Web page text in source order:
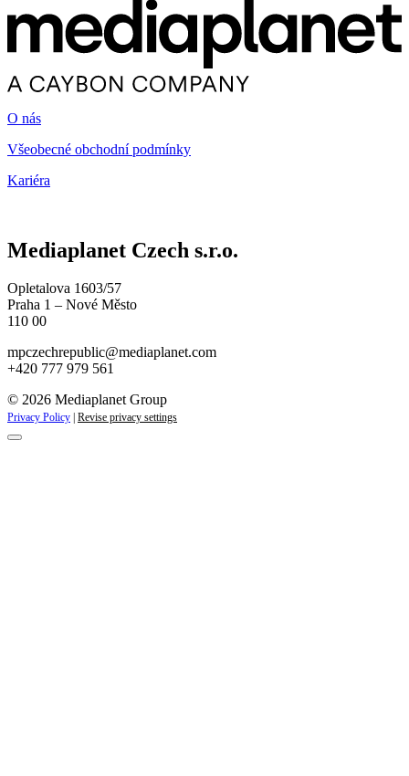
O nás
Všeobecné obchodní podmínky
Kariéra
Mediaplanet Czech s.r.o.
Opletalova 1603/57
Praha 1 – Nové Město
110 00
mpczechrepublic@mediaplanet.com
+420 777 979 561
© 2026 Mediaplanet Group
Privacy Policy Revise privacy settings